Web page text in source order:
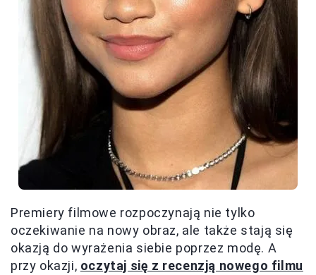
Premiery filmowe rozpoczynają nie tylko
oczekiwanie na nowy obraz, ale także stają się
okazją do wyrażenia siebie poprzez modę. A
przy okazji, oczytaj się z recenzją nowego filmu